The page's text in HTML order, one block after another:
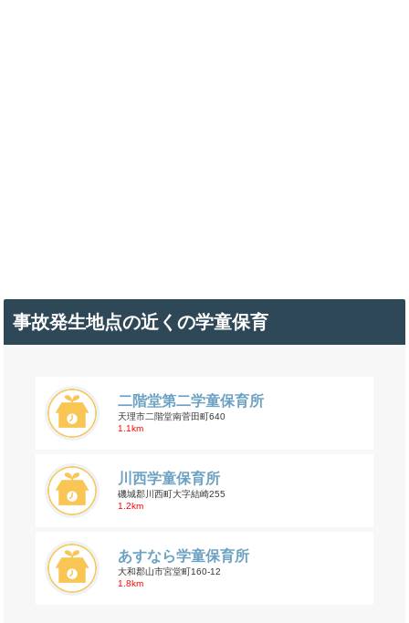
事故発生地点の近くの学童保育
二階堂第二学童保育所
天理市二階堂南菅田町640
1.1km
川西学童保育所
磯城郡川西町大字結崎255
1.2km
あすなら学童保育所
大和郡山市宮堂町160-12
1.8km